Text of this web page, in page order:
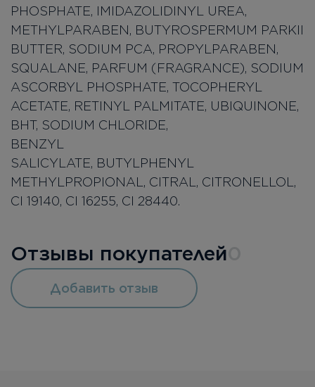
PHOSPHATE, IMIDAZOLIDINYL UREA,
METHYLPARABEN, BUTYROSPERMUM PARKII
BUTTER, SODIUM PCA, PROPYLPARABEN,
SQUALANE, PARFUM (FRAGRANCE), SODIUM
ASCORBYL PHOSPHATE, TOCOPHERYL
ACETATE, RETINYL PALMITATE, UBIQUINONE,
BHT, SODIUM CHLORIDE,
SALICYLATE, BUTYLPHENYL
METHYLPROPIONAL, CITRAL, CITRONELLOL,
CI 19140, CI 16255, CI 28440.
Отзывы покупателей
Добавить отзыв